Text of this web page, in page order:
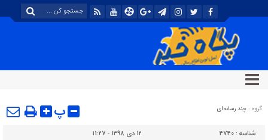
گروه : چند رسانه‌ای پ
شناسه : 4740
12 دی 1398 - 11:27